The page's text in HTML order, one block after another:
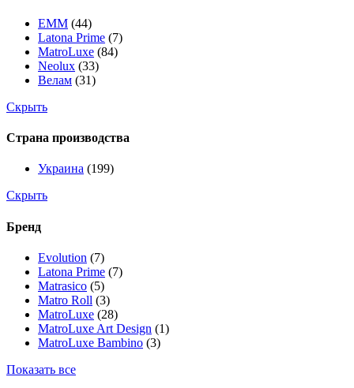
EMM (44)
Latona Prime (7)
MatroLuxe (84)
Neolux (33)
Велам (31)
Скрыть
Страна производства
Украина (199)
Скрыть
Бренд
Evolution (7)
Latona Prime (7)
Matrasico (5)
Matro Roll (3)
MatroLuxe (28)
MatroLuxe Art Design (1)
MatroLuxe Bambino (3)
Показать все